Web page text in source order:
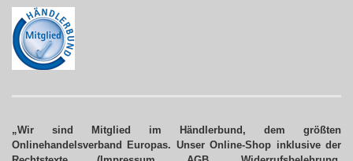
„Wir sind Mitglied im Händlerbund, dem größten
Onlinehandelsverband Europas. Unser Online-Shop inklusive der